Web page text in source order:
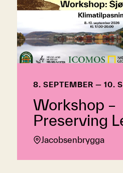
8. SEPTEMBER — 10.
Workshop –
Preserving
Jacobsenbrygga